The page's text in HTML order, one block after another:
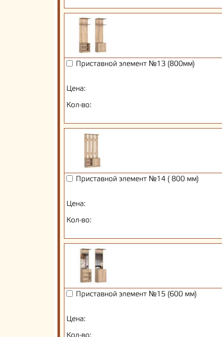
Приставной элемент №13 (800мм)
Цена:
Кол-во:
Приставной элемент №14 ( 800 мм)
Цена:
Кол-во:
Приставной элемент №15 (600 мм)
Цена: